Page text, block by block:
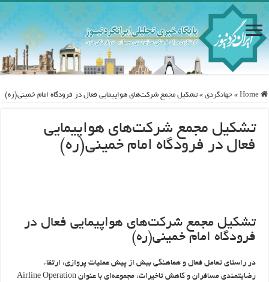
Home
» جهانگردی » تشکیل مجمع شرکت‌های هواپیمایی فعال در فرودگاه امام خمینی(ره)
تشکیل مجمع شرکت‌های هواپیمایی
فعال در فرودگاه امام خمینی(ره)
تشکیل مجمع شرکت‌های هواپیمایی فعال در
فرودگاه امام خمینی(ره)
در راستای تعامل فعال و هماهنگی بیش از پیش عملیات پروازی، ارتقاء
رضایتمندی مسافران و کاهش تاخیرات، مجموعه‌ای با عنوان Airline Operation